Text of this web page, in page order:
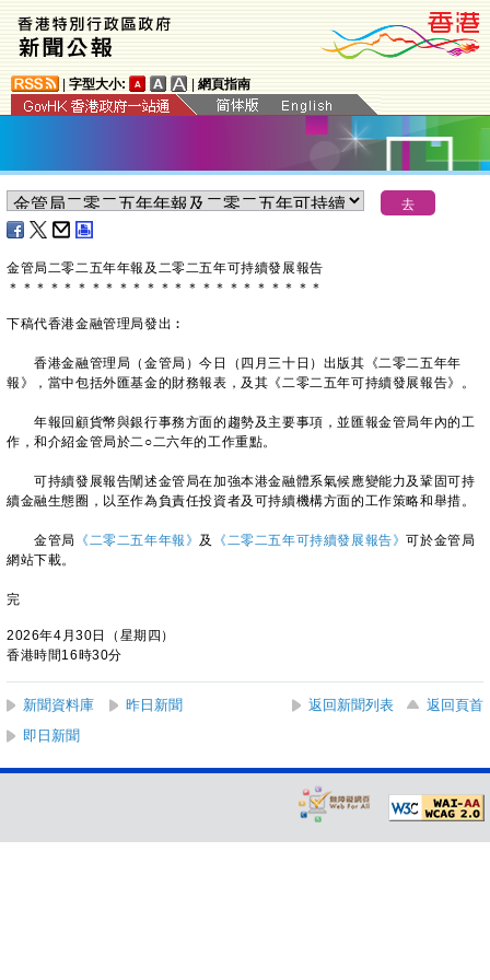
字型大小: 網頁指南
金管局二零二五年年報及二零二五年可持續發展報告
＊ ＊ ＊ ＊ ＊ ＊ ＊ ＊ ＊ ＊ ＊ ＊ ＊ ＊ ＊ ＊ ＊ ＊ ＊ ＊ ＊ ＊ ＊
下稿代香港金融管理局發出︰
香港金融管理局（金管局）今日（四月三十日）出版其《二零二五年年
報》，當中包括外匯基金的財務報表，及其《二零二五年可持續發展報告》。
年報回顧貨幣與銀行事務方面的趨勢及主要事項，並匯報金管局年內的工
作，和介紹金管局於二○二六年的工作重點。
可持續發展報告闡述金管局在加強本港金融體系氣候應變能力及鞏固可持
續金融生態圈，以至作為負責任投資者及可持續機構方面的工作策略和舉措。
金管局 《二零二五年年報》 及 《二零二五年可持續發展報告》可於金管局
網站下載。
完
2026年4月30日（星期四）
香港時間16時30分
新聞資料庫 昨日新聞 返回新聞列表
返回頁首
即日新聞